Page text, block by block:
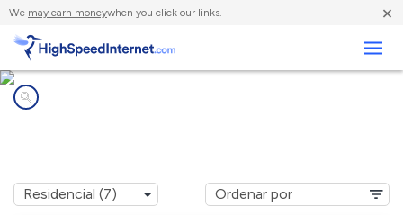
We may earn moneywhen you click our links. ×